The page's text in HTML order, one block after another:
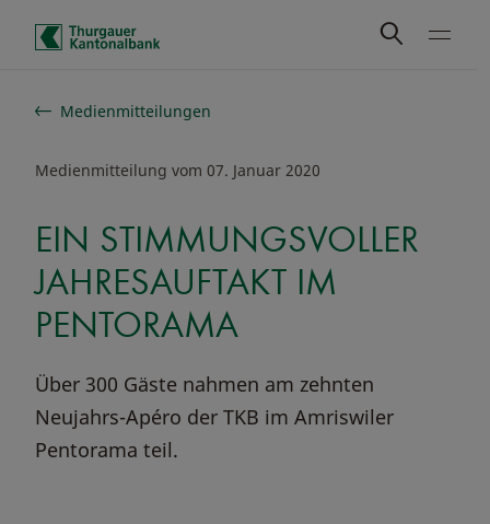
Schnelle Navigation
Medienmitteilungen
Medienmitteilung vom 07. Januar 2020
EIN STIMMUNGSVOLLER
JAHRESAUFTAKT IM
PENTORAMA
Über 300 Gäste nahmen am zehnten
Neujahrs-Apéro der TKB im Amriswiler
Pentorama teil.